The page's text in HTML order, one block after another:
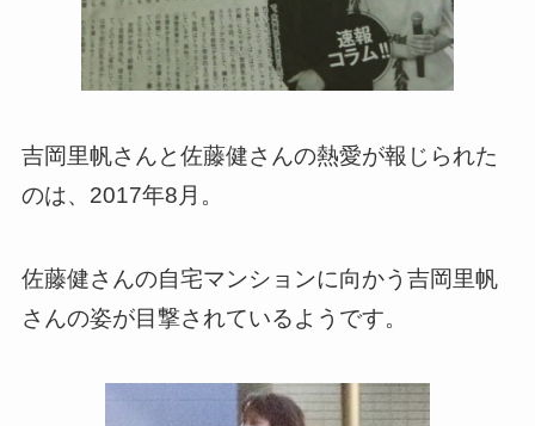
吉岡里帆さんと佐藤健さんの熱愛が報じられた
のは、2017年8月。
佐藤健さんの自宅マンションに向かう吉岡里帆
さんの姿が目撃されているようです。